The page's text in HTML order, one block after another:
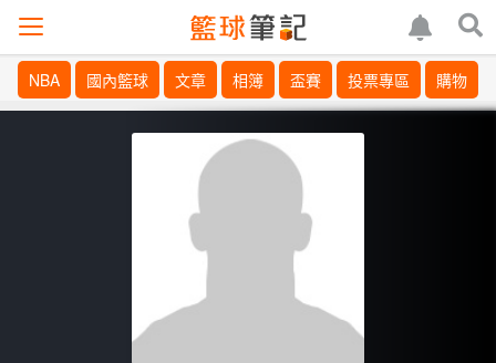
NBA 國內籃球 文章 相簿 盃賽 投票專區 購物